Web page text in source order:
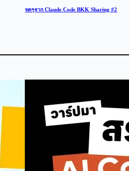
จดๆจาก Claude Code BKK Sharing #2